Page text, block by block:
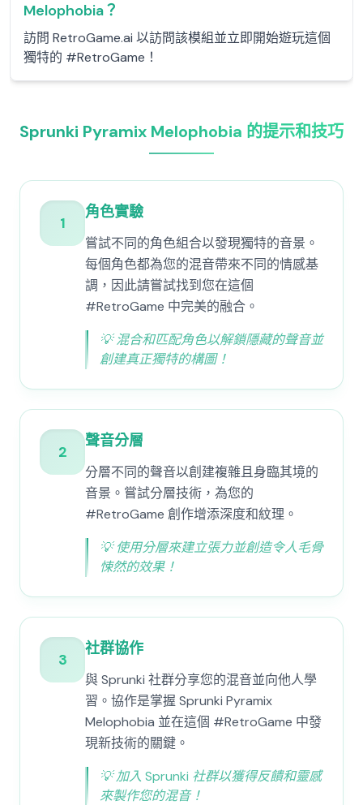
Melophobia？
訪問 RetroGame.ai 以訪問該模組並立即開始遊玩這個
獨特的 #RetroGame！
Sprunki Pyramix Melophobia 的提示和技巧
1
角色實驗
嘗試不同的角色組合以發現獨特的音景。
每個角色都為您的混音帶來不同的情感基
調，因此請嘗試找到您在這個
#RetroGame 中完美的融合。
💡混合和匹配角色以解鎖隱藏的聲音並
創建真正獨特的構圖！
2
聲音分層
分層不同的聲音以創建複雜且身臨其境的
音景。嘗試分層技術，為您的
#RetroGame 創作增添深度和紋理。
💡使用分層來建立張力並創造令人毛骨
悚然的效果！
3
社群協作
與 Sprunki 社群分享您的混音並向他人學
習。協作是掌握 Sprunki Pyramix
Melophobia 並在這個 #RetroGame 中發
現新技術的關鍵。
💡加入 Sprunki 社群以獲得反饋和靈感
來製作您的混音！